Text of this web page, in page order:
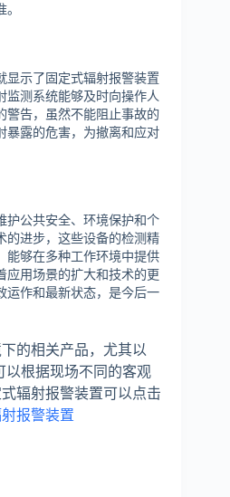
显示了固定式辐射报警装置
监测系统能够及时向操作人
警告，虽然不能阻止事故的
暴露的危害，为撤离和应对
护公共安全、环境保护和个
的进步，这些设备的检测精
能够在多种工作环境中提供
应用场景的扩大和技术的更
运作和最新状态，是今后一
的相关产品，尤其以
以根据现场不同的客观
辐射报警装置可以点击
报警装置